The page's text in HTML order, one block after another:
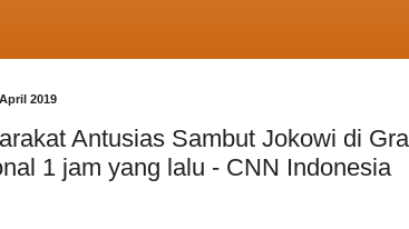
2019
Antusias Sambut Jokowi di
1 jam yang lalu - CNN Indonesia